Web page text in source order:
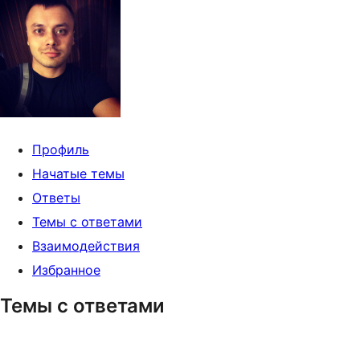
содержимому
Профиль
Начатые темы
Ответы
Темы с ответами
Взаимодействия
Избранное
Темы с ответами